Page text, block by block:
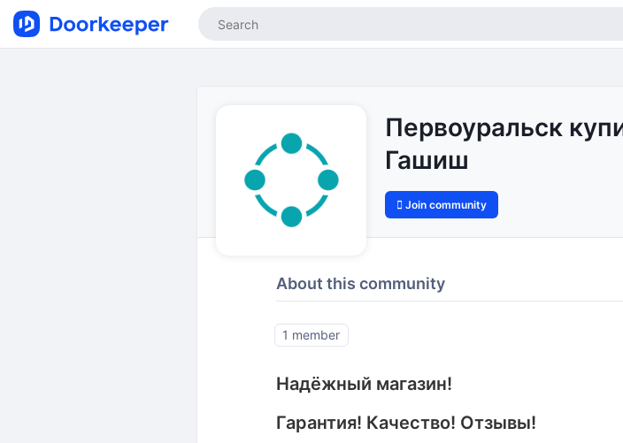
Первоуральск
Гашиш
Join community
About this community
1 member
Надёжный магазин!
Гарантия! Качество! Отзывы!